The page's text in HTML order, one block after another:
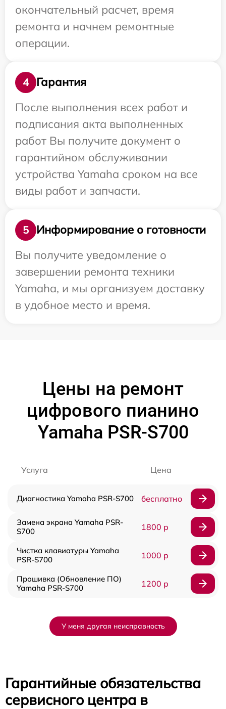
окончательный расчет, время
ремонта и начнем ремонтные
операции.
4
Гарантия
После выполнения всех работ и
подписания акта выполненных
работ Вы получите документ о
гарантийном обслуживании
устройства Yamaha сроком на все
виды работ и запчасти.
5
Информирование о готовности
Вы получите уведомление о
завершении ремонта техники
Yamaha, и мы организуем доставку
в удобное место и время.
Цены на ремонт
цифрового пианино
Yamaha PSR-S700
Услуга Цена
Диагностика Yamaha PSR-S700 бесплатно
Замена экрана Yamaha PSR-
S700
1800 р
Чистка клавиатуры Yamaha
PSR-S700
1000 р
Прошивка (Обновление ПО)
Yamaha PSR-S700
1200 р
У меня другая неисправность
Гарантийные обязательства
сервисного центра в